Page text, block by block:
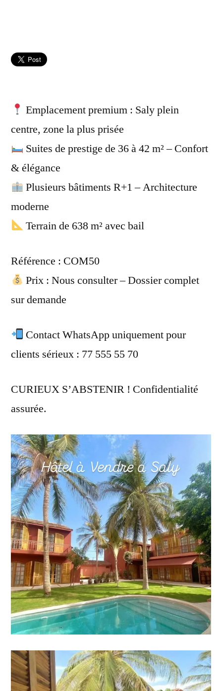
Emplacement premium : Saly plein
centre, zone la plus prisée
Suites de prestige de 36 à 42 m² – Confort
& élégance
Plusieurs bâtiments R+1 – Architecture
moderne
Terrain de 638 m² avec bail
Référence : COM50
Prix : Nous consulter – Dossier complet
sur demande
Contact WhatsApp uniquement pour
clients sérieux : 77 555 55 70
CURIEUX S’ABSTENIR ! Confidentialité
assurée.